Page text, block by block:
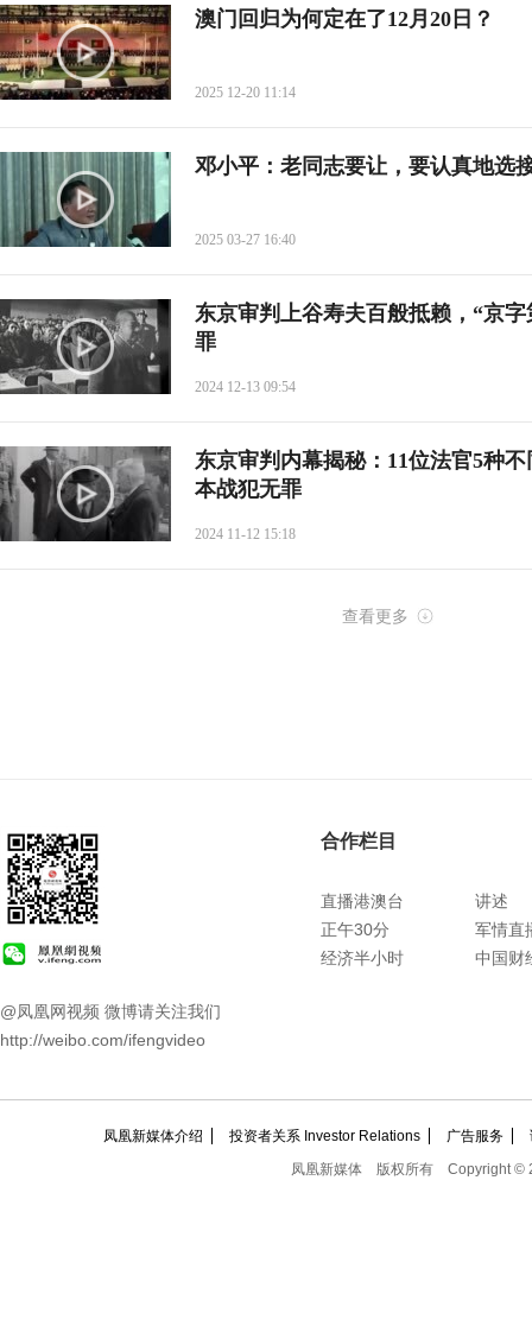
澳门回归为何定在了12月20日？
2025 12-20 11:14
邓小平：老同志要让，要认真地选
2025 03-27 16:40
东京审判上谷寿夫百般抵赖，“京
罪
2024 12-13 09:54
东京审判内幕揭秘：11位法官5种
本战犯无罪
2024 11-12 15:18
查看更多
@凤凰网视频 微博请关注我们
http://weibo.com/ifengvideo
合作栏目
直播港澳台
讲述
正午30分
军情直
经济半小时
中国财
凤凰新媒体介绍 投资者关系 Investor Relations 广告服务
凤凰新媒体
版权所有 Copyright ©